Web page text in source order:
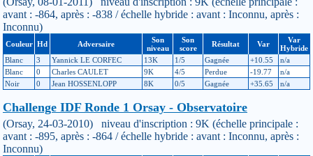
avant : -864, après : -838 / échelle hybride : avant : Inconnu, après :
Inconnu)
Couleur Hd Adversaire
Son
niveau
Son
score
Résultat Var
Var
Hybride
Blanc
3 Yannick LE CORFEC 13K 1/5 Gagnée +10.55
n/a
Blanc
0 Charles CAULET 9K 4/5 Perdue -19.77
n/a
Noir
0 Jean HOSSENLOPP 8K 0/5 Gagnée +35.65 n/a
Challenge IDF Ronde 1 Orsay - Observatoire
(Orsay, 24-03-2010) niveau d'inscription : 9K (échelle principale :
avant : -895, après : -864 / échelle hybride : avant : Inconnu, après :
Inconnu)